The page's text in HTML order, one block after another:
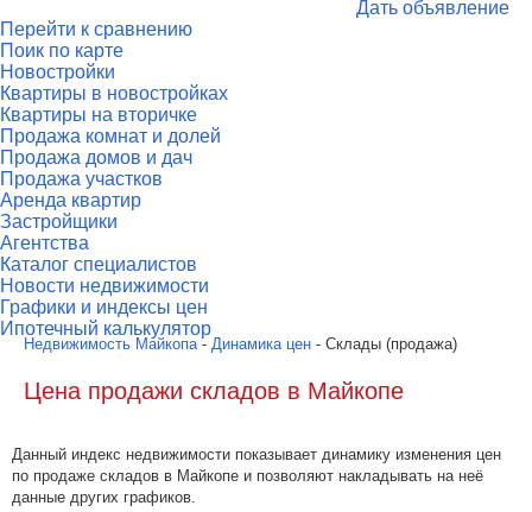
Дать объявление
Перейти к сравнению
Поик по карте
Новостройки
Квартиры в новостройках
Квартиры на вторичке
Продажа комнат и долей
Продажа домов и дач
Продажа участков
Аренда квартир
Застройщики
Агентства
Каталог специалистов
Новости недвижимости
Графики и индексы цен
Ипотечный калькулятор
Недвижимость Майкопа - Динамика цен - Склады (продажа)
Цена продажи складов в Майкопе
Данный индекс недвижимости показывает динамику изменения цен
по продаже складов в Майкопе и позволяют накладывать на неё
данные других графиков.